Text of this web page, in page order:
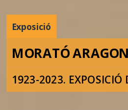
Exposició
MORATÓ
1923-2023. EXPOSICIÓ